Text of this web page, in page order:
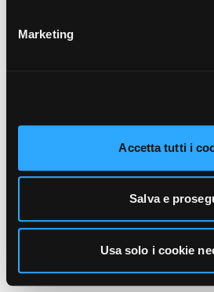
Marketing
Accetta tutti i
Salva e
Usa solo i cookie